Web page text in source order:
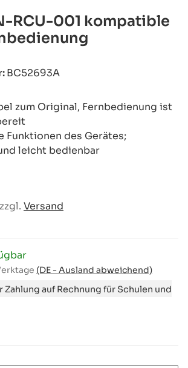
RCU-001 kompatible
BC52693A
zum Original, Fernbedienung ist
Funktionen des Gerätes;
leicht bedienbar
Versand
(DE - Ausland abweichend)
Zahlung auf Rechnung für Schulen und